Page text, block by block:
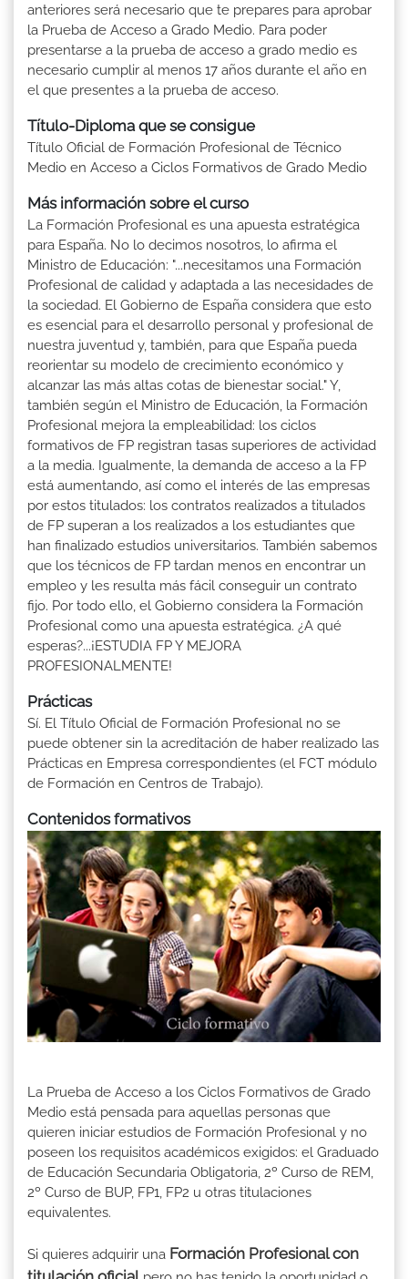
anteriores será necesario que te prepares para aprobar
la Prueba de Acceso a Grado Medio. Para poder
presentarse a la prueba de acceso a grado medio es
necesario cumplir al menos 17 años durante el año en
el que presentes a la prueba de acceso.
Título-Diploma que se consigue
Título Oficial de Formación Profesional de Técnico
Medio en Acceso a Ciclos Formativos de Grado Medio
Más información sobre el curso
La Formación Profesional es una apuesta estratégica
para España. No lo decimos nosotros, lo afirma el
Ministro de Educación: "...necesitamos una Formación
Profesional de calidad y adaptada a las necesidades de
la sociedad. El Gobierno de España considera que esto
es esencial para el desarrollo personal y profesional de
nuestra juventud y, también, para que España pueda
reorientar su modelo de crecimiento económico y
alcanzar las más altas cotas de bienestar social." Y,
también según el Ministro de Educación, la Formación
Profesional mejora la empleabilidad: los ciclos
formativos de FP registran tasas superiores de actividad
a la media. Igualmente, la demanda de acceso a la FP
está aumentando, así como el interés de las empresas
por estos titulados: los contratos realizados a titulados
de FP superan a los realizados a los estudiantes que
han finalizado estudios universitarios. También sabemos
que los técnicos de FP tardan menos en encontrar un
empleo y les resulta más fácil conseguir un contrato
fijo. Por todo ello, el Gobierno considera la Formación
Profesional como una apuesta estratégica. ¿A qué
esperas?...¡ESTUDIA FP Y MEJORA
PROFESIONALMENTE!
Prácticas
Sí. El Título Oficial de Formación Profesional no se
puede obtener sin la acreditación de haber realizado las
Prácticas en Empresa correspondientes (el FCT módulo
de Formación en Centros de Trabajo).
Contenidos formativos
La Prueba de Acceso a los Ciclos Formativos de Grado
Medio está pensada para aquellas personas que
quieren iniciar estudios de Formación Profesional y no
poseen los requisitos académicos exigidos: el Graduado
de Educación Secundaria Obligatoria, 2º Curso de REM,
2º Curso de BUP, FP1, FP2 u otras titulaciones
equivalentes.
Si quieres adquirir una Formación Profesional con